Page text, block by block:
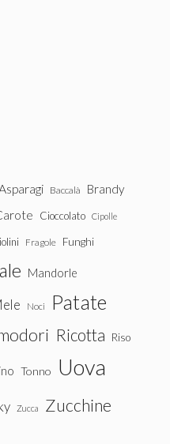
Baccalà Brandy
Cioccolato Cipolle
Fragole Funghi
Mandorle
Noci Patate
Ricotta Riso
Tonno Uova
Zucca Zucchine